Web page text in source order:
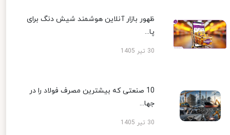
ظهور بازار آنلاین هوشمند شیش دنگ برای
پا...
30 تیر 1405
10 صنعتی که بیشترین مصرف فولاد را در
جها...
30 تیر 1405